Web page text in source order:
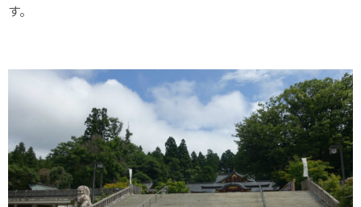
す。